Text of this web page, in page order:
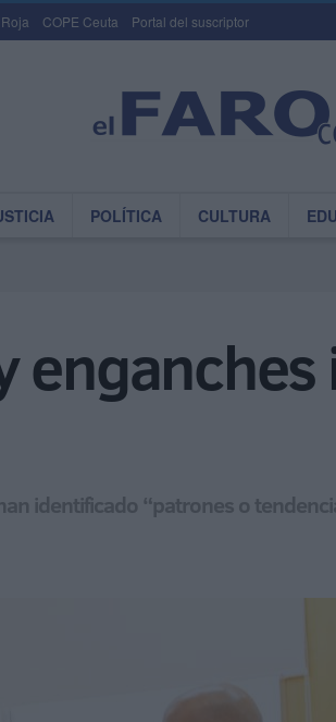
COPE Ceuta Portal del suscriptor
POLÍTICA CULTURA
identificado “patrones o